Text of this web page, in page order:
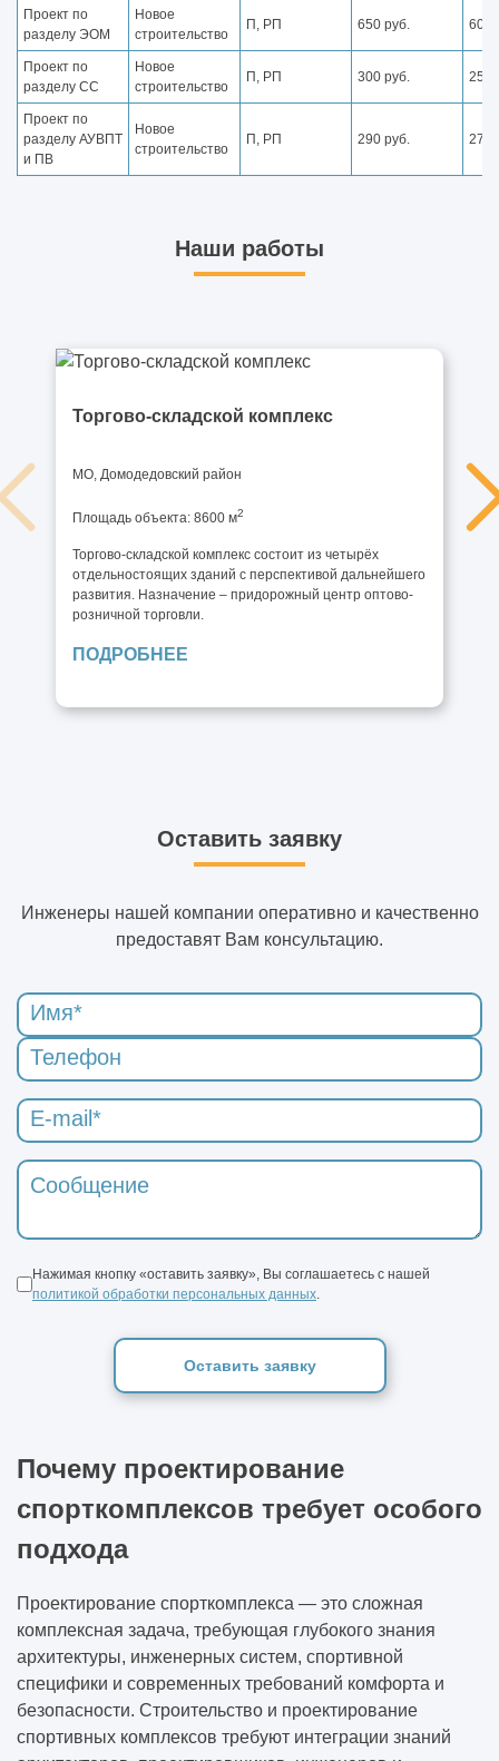
Проект по
разделу ЭОМ
Новое
строительство
П, РП 650 руб. 600
Проект по
разделу СС
Новое
строительство
П, РП 300 руб. 250
Проект по
разделу АУВПТ
и ПВ
Новое
строительство
П, РП 290 руб. 270
Наши работы
Торгово-складской комплекс
МО, Домодедовский район
Площадь объекта: 8600 м2
Торгово-складской комплекс состоит из четырёх
отдельностоящих зданий с перспективой дальнейшего
развития. Назначение – придорожный центр оптово-
розничной торговли.
ПОДРОБНЕЕ
Оставить заявку
Инженеры нашей компании оперативно и качественно
предоставят Вам консультацию.
Нажимая кнопку «оставить заявку», Вы соглашаетесь с нашей
политикой обработки персональных данных
Оставить заявку
Почему проектирование
спорткомплексов требует особого
подхода
Проектирование спорткомплекса — это сложная
комплексная задача, требующая глубокого знания
архитектуры, инженерных систем, спортивной
специфики и современных требований комфорта и
безопасности. Строительство и проектирование
спортивных комплексов требуют интеграции знаний